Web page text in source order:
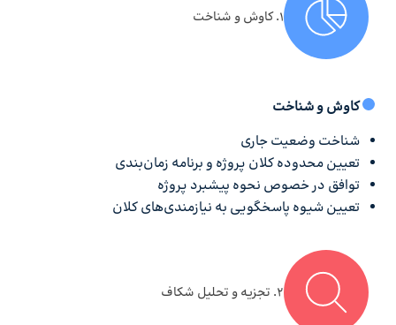
۱. کاوش و شناخت
کاوش و شناخت
شناخت وضعیت جاری
تعیین محدوده کلان پروژه و برنامه زمان‌بندی
توافق در خصوص نحوه پیشبرد پروژه
تعیین شیوه پاسخگویی به نیازمندی‌های کلان
۲. تجزیه و تحلیل شکاف